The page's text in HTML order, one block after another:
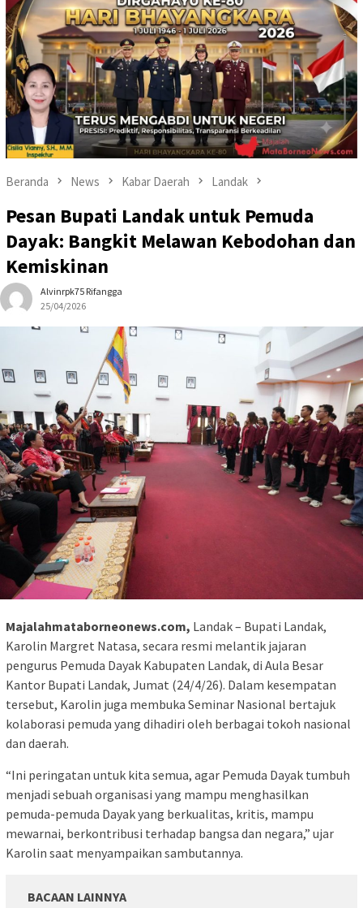
Beranda News Kabar Daerah Landak
Pesan Bupati Landak untuk Pemuda
Dayak: Bangkit Melawan Kebodohan dan
Kemiskinan
Alvinrpk75 Rifangga
25/04/2026
Majalahmataborneonews.com, Landak – Bupati Landak,
Karolin Margret Natasa, secara resmi melantik jajaran
pengurus Pemuda Dayak Kabupaten Landak, di Aula Besar
Kantor Bupati Landak, Jumat (24/4/26). Dalam kesempatan
tersebut, Karolin juga membuka Seminar Nasional bertajuk
kolaborasi pemuda yang dihadiri oleh berbagai tokoh nasional
dan daerah.
“Ini peringatan untuk kita semua, agar Pemuda Dayak tumbuh
menjadi sebuah organisasi yang mampu menghasilkan
pemuda-pemuda Dayak yang berkualitas, kritis, mampu
mewarnai, berkontribusi terhadap bangsa dan negara,” ujar
Karolin saat menyampaikan sambutannya.
BACAAN LAINNYA